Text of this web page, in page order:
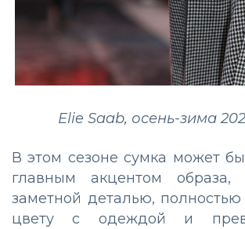
Elie Saab, осень-зима
В этом сезоне сумка может
главным акцентом
заметной деталью, полностью
цвету с одеждой и